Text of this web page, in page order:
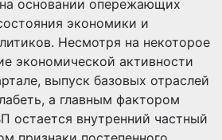
основании опережающих
экономики и
Несмотря на некоторое
экономической активности
выпуск базовых отраслей
а главным фактором
остается внутренний частный